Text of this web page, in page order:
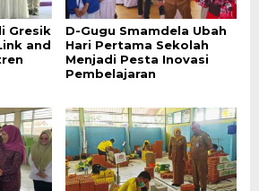
Gresik
and
D-Gugu Smamdela Ubah
Hari Pertama Sekolah
Menjadi Pesta Inovasi
Pembelajaran